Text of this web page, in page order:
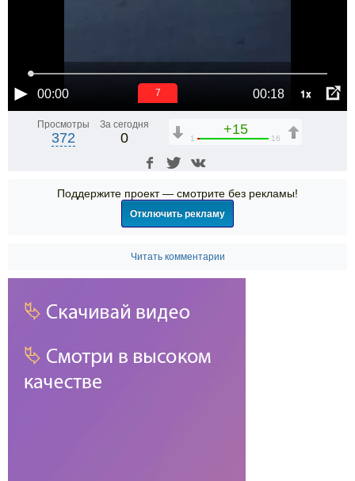
00:00 00:18 1x
6
Просмотры
372
За сегодня
0
+15
1 16
Поддержите проект — смотрите без рекламы!
Отключить рекламу
Читать комментарии